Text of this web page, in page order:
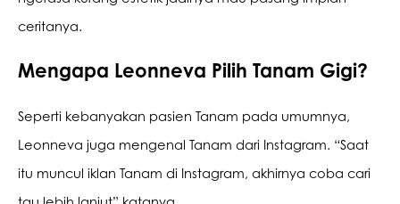
ceritanya.
Mengapa Leonneva Pilih Tanam Gigi?
Seperti kebanyakan pasien Tanam pada umumnya,
Leonneva juga mengenal Tanam dari Instagram. “Saat
itu muncul iklan Tanam di Instagram, akhirnya coba cari